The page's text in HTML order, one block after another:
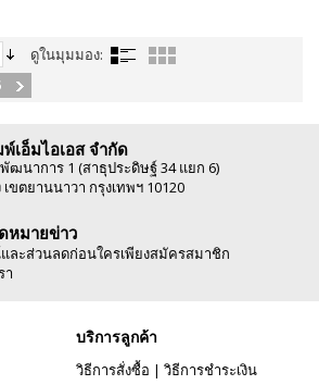
ดูในมุมมอง:
เอ็มไอเอส จำกัด
ฒนาการ 1 (สาธุประดิษฐ์ 34 แยก 6)
ขตยานนาวา กรุงเทพฯ 10120
หมายข่าว
ละส่วนลดก่อนใครเพียงสมัครสมาชิก
า
บริการลูกค้า
วิธีการสั่งซื้อ | วิธีการชำระเงิน